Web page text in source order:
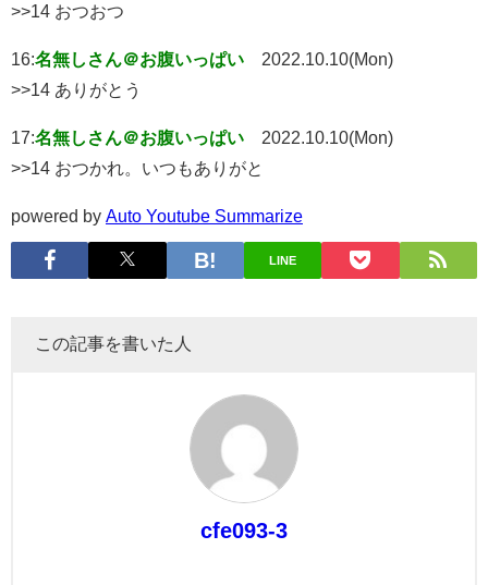
>>14 おつおつ
16:名無しさん＠お腹いっぱい
2022.10.10(Mon)
>>14 ありがとう
17:名無しさん＠お腹いっぱい
2022.10.10(Mon)
>>14 おつかれ。いつもありがと
powered by Auto Youtube Summarize
LINE
この記事を書いた人
cfe093-3